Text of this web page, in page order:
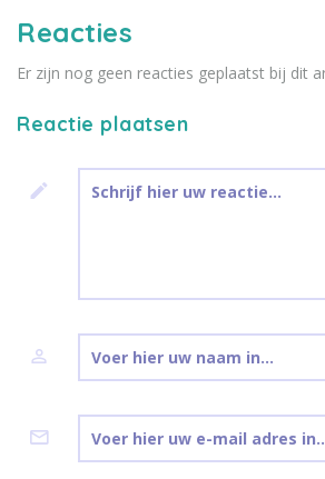
Reacties
Er zijn nog geen reacties geplaatst bij dit
Reactie plaatsen